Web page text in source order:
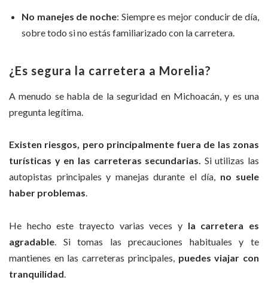
No manejes de noche: Siempre es mejor conducir de día,
sobre todo si no estás familiarizado con la carretera.
¿Es segura la carretera a Morelia?
A menudo se habla de la seguridad en Michoacán, y es una
pregunta legítima.
Existen riesgos, pero principalmente fuera de las zonas
turísticas y en las carreteras secundarias. Si utilizas las
autopistas principales y manejas durante el día, no suele
haber problemas.
He hecho este trayecto varias veces y la carretera es
agradable . Si tomas las precauciones habituales y te
mantienes en las carreteras principales, puedes viajar con
tranquilidad